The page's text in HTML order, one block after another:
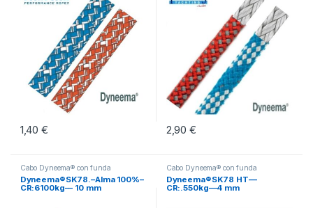
1,40€ 2,90€
Cabo Dyneema® con funda
Dyneema®SK78.–Alma 100%–
CR:6100kg–– 10 mm
Cabo Dyneema® con funda
Dyneema®SK78 HT—
CR:.550kg—4 mm